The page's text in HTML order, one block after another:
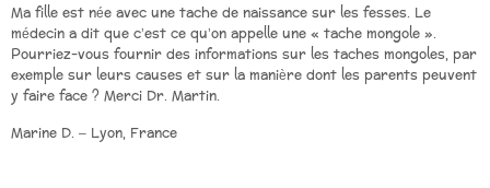
Ma fille est née avec une tache de naissance sur les fesses. Le
médecin a dit que c’est ce qu’on appelle une « tache mongole ».
Pourriez-vous fournir des informations sur les taches mongoles, par
exemple sur leurs causes et sur la manière dont les parents peuvent
y faire face ? Merci Dr. Martin.
Marine D. – Lyon, France